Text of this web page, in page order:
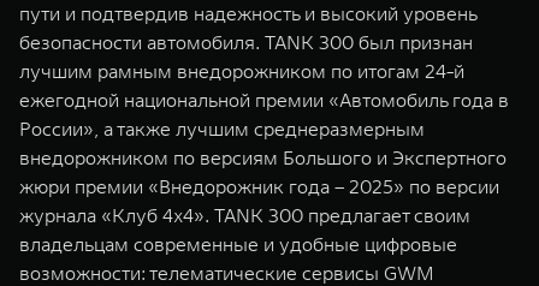
пути и подтвердив надежность и высокий уровень
безопасности автомобиля. TANK 300 был признан
лучшим рамным внедорожником по итогам 24-й
ежегодной национальной премии «Автомобиль года в
России», а также лучшим среднеразмерным
внедорожником по версиям Большого и Экспертного
жюри премии «Внедорожник года – 2025» по версии
журнала «Клуб 4x4». TANK 300 предлагает своим
владельцам современные и удобные цифровые
возможности: телематические сервисы GWM